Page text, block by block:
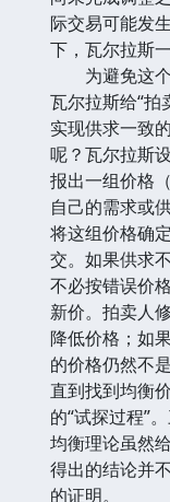
际交易可能发
下，瓦尔拉斯
为避免这个
瓦尔拉斯给“拍
实现供求一致
呢？瓦尔拉斯
报出一组价格
自己的需求或
将这组价格确
交。如果供求
不必按错误价
新价。拍卖人
降低价格；如
的价格仍然不
直到找到均衡
的“试探过程”
均衡理论虽然
得出的结论并
的证明。